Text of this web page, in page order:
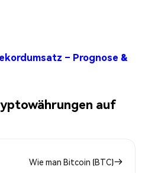
– Prognose &
auf
Wie man Bitcoin (BTC)